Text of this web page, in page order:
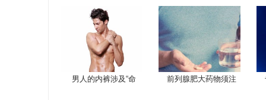
男人的内裤涉及“命 前列腺肥大药物须注